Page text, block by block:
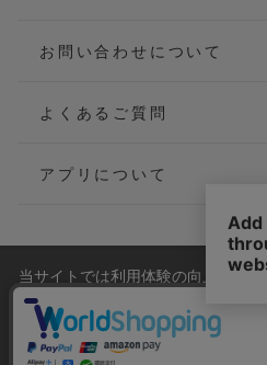
お問い合わせについて
よくあるご質問
アプリについて
会社概要
ご利用規約
当サイトでは利用体験の向上および
ラフィックの分析を目的として
サイトの閲覧を継続された場合、
のといたします。